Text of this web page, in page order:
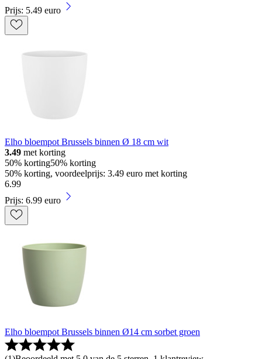
Prijs: 5.49 euro
Elho bloempot Brussels binnen Ø 18 cm wit
3.49 met korting
50% korting50% korting
50% korting, voordeelprijs: 3.49 euro met korting
6.99
Prijs: 6.99 euro
Elho bloempot Brussels binnen Ø14 cm sorbet groen